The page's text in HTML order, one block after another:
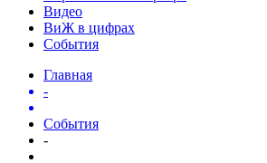
Видео
ВиЖ в цифрах
События
Главная
-
События
-